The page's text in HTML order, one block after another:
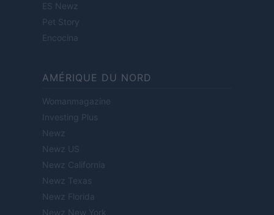
ES Newz
Pet Story
Encocina
AMÉRIQUE DU NORD
Womanmagazine
Investing Plus
Newz
Newz US
Newz California
Newz Texas
Newz Florida
Newz New York